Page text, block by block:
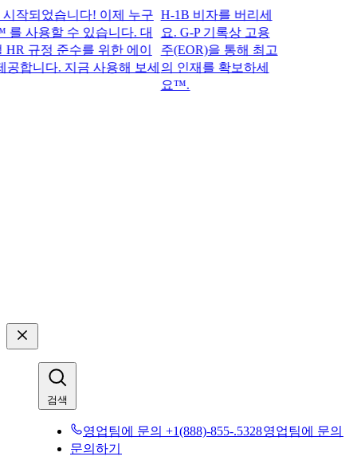
되었습니다! 이제 누구
용할 수 있습니다. 대
정 준수를 위한 에이
니다. 지금 사용해 보세
H-1B 비자를 버리세
요. G-P 기록상 고용
주(EOR)을 통해 최고
의 인재를 확보하세
요™.​​
검색​​
영업팀에 문의 +1(888)-855-.5328​​영업팀에 문의​​
문의하기​​